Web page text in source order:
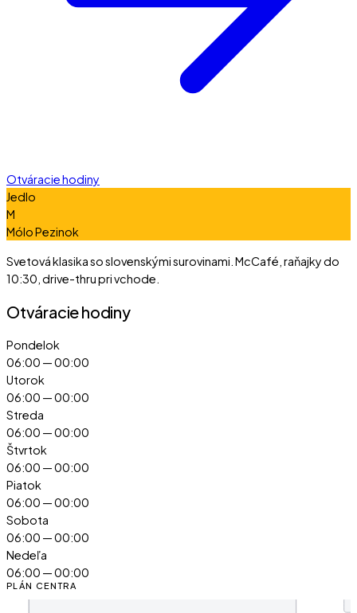
Otváracie hodiny
Jedlo
M
Mólo Pezinok
Svetová klasika so slovenskými surovinami. McCafé, raňajky do
10:30, drive-thru pri vchode.
Otváracie hodiny
Pondelok
06:00 — 00:00
Utorok
06:00 — 00:00
Streda
06:00 — 00:00
Štvrtok
06:00 — 00:00
Piatok
06:00 — 00:00
Sobota
06:00 — 00:00
Nedeľa
06:00 — 00:00
PLÁN CENTRA